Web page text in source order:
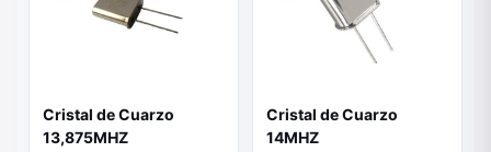
Cristal de Cuarzo
13,875MHZ
Cristal de Cuarzo
14MHZ